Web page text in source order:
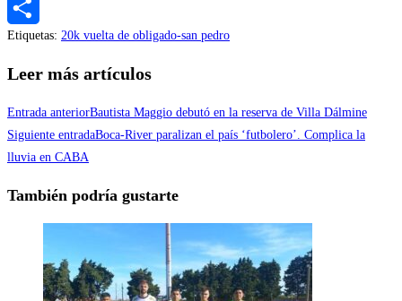
Messenger
Compartir
Etiquetas: 20k vuelta de obligado-san pedro
Leer más artículos
Entrada anteriorBautista Maggio debutó en la reserva de Villa Dálmine
Siguiente entradaBoca-River paralizan el país ‘futbolero’. Complica la
lluvia en CABA
También podría gustarte